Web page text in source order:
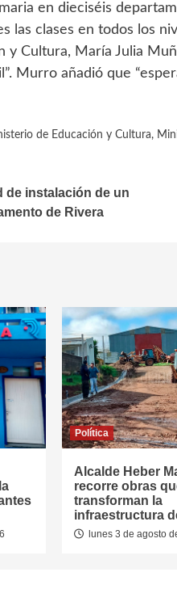
en dieciséis
las clases en todos los
y Cultura, María Julia
Murro añadió que
de Educación y Cultura,
de instalación de un
de Rivera
Política
Alcalde Heber
recorre obras
transforman la
infraestructura
lunes 3 de agosto